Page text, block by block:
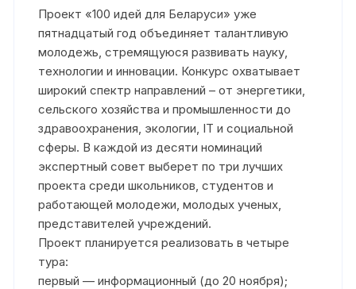
Проект «100 идей для Беларуси» уже
пятнадцатый год объединяет талантливую
молодежь, стремящуюся развивать науку,
технологии и инновации. Конкурс охватывает
широкий спектр направлений – от энергетики,
сельского хозяйства и промышленности до
здравоохранения, экологии, IT и социальной
сферы. В каждой из десяти номинаций
экспертный совет выберет по три лучших
проекта среди школьников, студентов и
работающей молодежи, молодых ученых,
представителей учреждений.
Проект планируется реализовать в четыре
тура:
первый — информационный (до 20 ноября);